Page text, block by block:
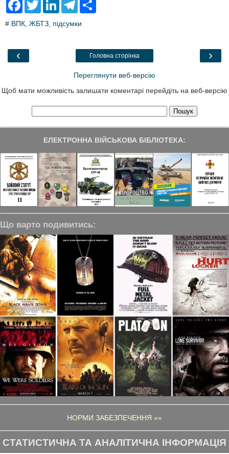
e
o
t
k
e
a
# ВПК ЖБТЗ підсумки
‹ ›
Головна сторінка
Переглянути веб-версію
Щоб мати можливість залишати коментарі перейдіть на веб-версію
ЕЛЕКТРОННА ВІЙСЬКОВА БІБЛІОТЕКА:
Що варто подивитись:
НОРМИ ЗАБЕЗПЕЧЕННЯ »»
СТАТИСТИЧНА ТА АНАЛІТИЧНА ІНФОРМАЦІЯ